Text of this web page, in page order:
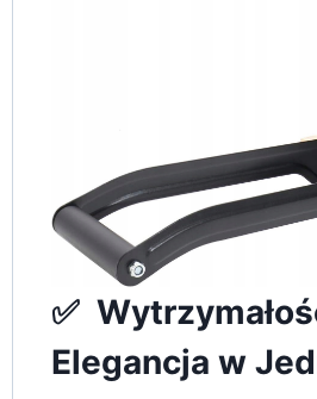
✅
Elegancja w